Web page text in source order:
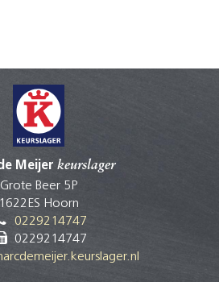
Meijer keurslager
Grote Beer 5P
1622ES Hoorn
0229214747
0229214747